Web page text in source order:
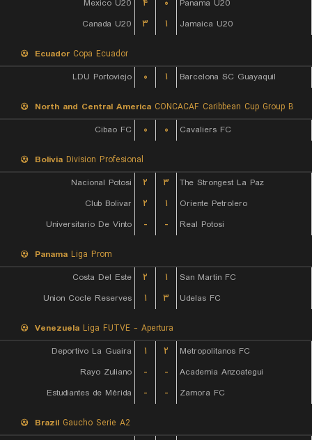
Mexico U20 ۴ ۰
Panama U20
Canada U20
۳ ۱ Jamaica U20
Ecuador Copa Ecuador
LDU Portoviejo
۰ ۱ Barcelona SC Guayaquil
North and Central America CONCACAF Caribbean Cup Group B
Cibao FC
۰ ۰ Cavaliers FC
Bolivia Division Profesional
Nacional Potosi
۲ ۳
The Strongest La Paz
Club Bolivar
۲ ۱
Oriente Petrolero
Universitario De Vinto
- - Real Potosi
Panama Liga Prom
Costa Del Este
۲ ۱
San Martin FC
Union Cocle Reserves
۱ ۳ Udelas FC
Venezuela Liga FUTVE - Apertura
Deportivo La Guaira
۱ ۲
Metropolitanos FC
Rayo Zuliano
- -
Academia Anzoategui
Estudiantes de Mérida
- - Zamora FC
Brazil Gaucho Serie A2